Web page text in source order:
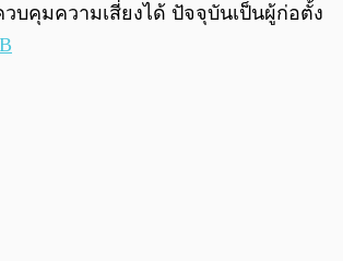
บคุมความเสี่ยงได้ ปัจจุบันเป็นผู้ก่อตั้ง